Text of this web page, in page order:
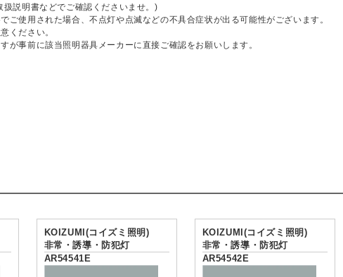
説明書などでご確認くださいませ。)
ご使用された場合、不点灯や点滅などの不具合症状が出る可能性がございます。
ください。
が事前に該当照明器具メーカーに直接ご確認をお願いします。
KOIZUMI(コイズミ照明)
非常・誘導・防犯灯
AR54541E
KOIZUMI(コイズミ照明)
非常・誘導・防犯灯
AR54542E